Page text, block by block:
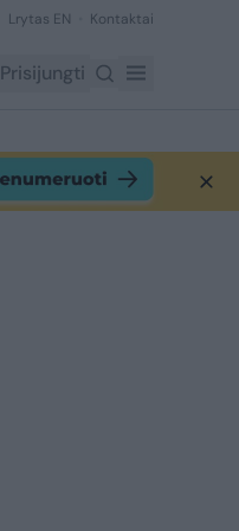
Lrytas EN Kontaktai
Prisijungti